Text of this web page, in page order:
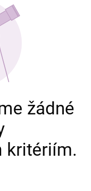
žádné
kritériím.